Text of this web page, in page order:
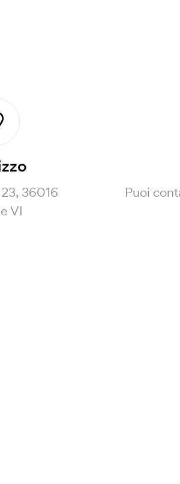
36016
VI
Puoi